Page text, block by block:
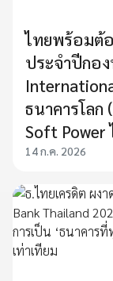
ไทยพร้อมต้
ประจำปีกอ
ธนาคารโลก
Soft Power
14 ก.ค. 2026